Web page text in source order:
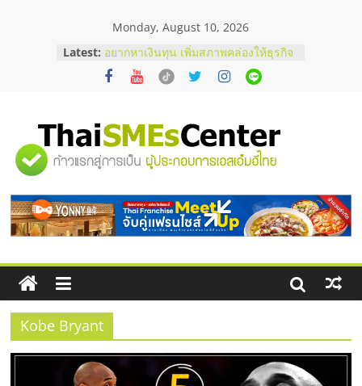
Monday, August 10, 2026
Latest: อยากหาเงินทุน เพิ่มสภาพคล่องให้ธุรกิจ
เริ่มยังไงให้ผ่านฉลุย
สัมมนาออนไลน์ โอกาสบริหารสถานี
ThaiFranchise Meet Up จับคู่แฟรน
ไชส์ ครั้งที่ 8
ร้านเครื่องเสียงคุณภาพสูง พร้อม
บริษัท Cybersecurity ในไทยที่ไหนดี?
วิธีเลือกผู้ให้บริการให้คุ้มค่าและตอบ
โจทย์ธุรกิจ
"ศูนย์
รวม
ข้อมูล
ธุรกิจ
SME
Kobe Bryant